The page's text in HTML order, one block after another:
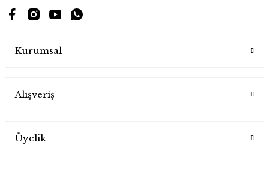
Kurumsal
Alışveriş
Üyelik